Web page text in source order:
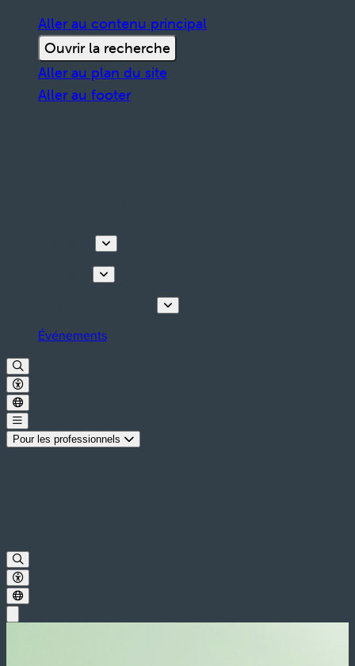
Aller au contenu principal
Ouvrir la recherche
Aller au plan du site
Aller au footer
Événements
Pour les professionnels